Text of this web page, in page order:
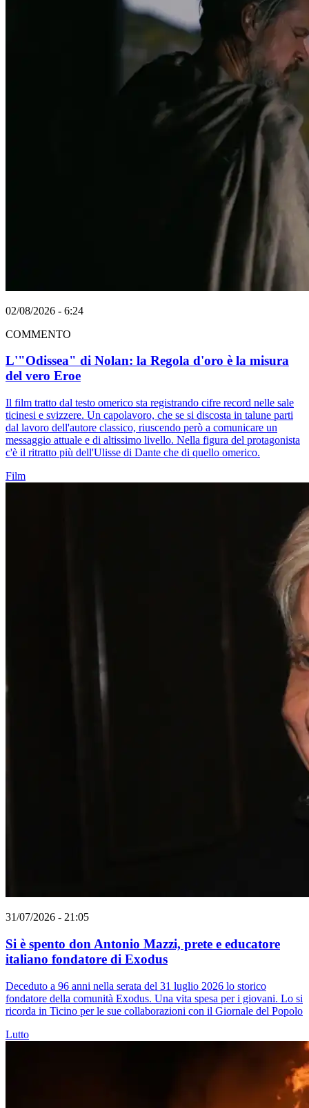
02/08/2026 - 6:24
COMMENTO
L'"Odissea" di Nolan: la Regola d'oro è la misura
del vero Eroe
Il film tratto dal testo omerico sta registrando cifre record nelle sale
ticinesi e svizzere. Un capolavoro, che se si discosta in talune parti
dal lavoro dell'autore classico, riuscendo però a comunicare un
messaggio attuale e di altissimo livello. Nella figura del protagonista
c'è il ritratto più dell'Ulisse di Dante che di quello omerico.
Film
31/07/2026 - 21:05
Si è spento don Antonio Mazzi, prete e educatore
italiano fondatore di Exodus
Deceduto a 96 anni nella serata del 31 luglio 2026 lo storico
fondatore della comunità Exodus. Una vita spesa per i giovani. Lo si
ricorda in Ticino per le sue collaborazioni con il Giornale del Popolo
Lutto